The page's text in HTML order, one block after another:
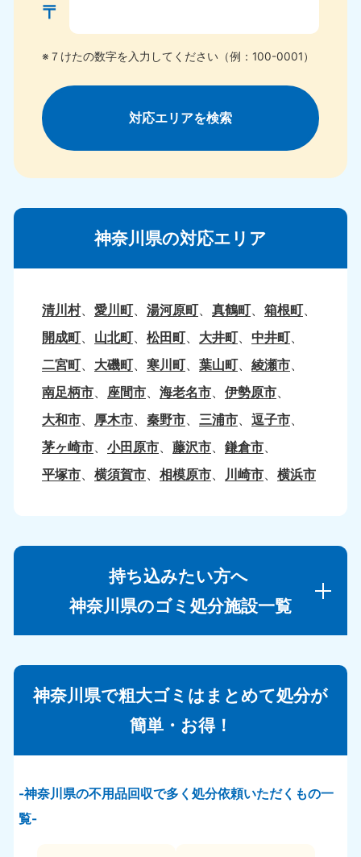
〒
※７けたの数字を入力してください（例：100-0001）
対応エリアを検索
神奈川県の対応エリア
清川村 愛川町 湯河原町 真鶴町
箱根町
開成町
山北町 松田町 大井町
中井町
二宮町
大磯町 寒川町 葉山町
綾瀬市
南足柄市
座間市 海老名市
伊勢原市
大和市
厚木市 秦野市 三浦市
逗子市
茅ヶ崎市
小田原市 藤沢市
鎌倉市
平塚市
横須賀市 相模原市 川崎市 横浜市
持ち込みたい方へ
神奈川県のゴミ処分施設一覧
神奈川県で粗大ゴミはまとめて処分が
簡単・お得！
神奈川県の不用品回収で多く処分依頼いただくもの一
覧